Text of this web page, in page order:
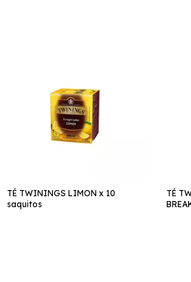
TÉ TWININGS LIMON x 10
saquitos
TÉ